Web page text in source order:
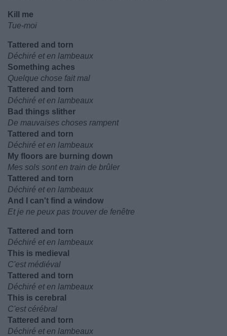
Kill me
Tue-moi
Tattered and torn
Déchiré et en lambeaux
Something aches
Quelque chose fait mal
Tattered and torn
Déchiré et en lambeaux
Bad things slither
De mauvaises choses rampent
Tattered and torn
Déchiré et en lambeaux
My floors are burning down
Mes sols sont en train de brûler
Tattered and torn
Déchiré et en lambeaux
And I can't find a window
Et je ne peux pas trouver de fenêtre
Tattered and torn
Déchiré et en lambeaux
This is medieval
C'est médiéval
Tattered and torn
Déchiré et en lambeaux
This is cerebral
C'est cérébral
Tattered and torn
Déchiré et en lambeaux